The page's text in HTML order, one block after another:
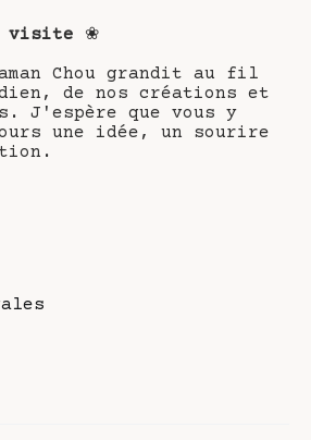
visite ❀
Chou grandit au fil
de nos créations et
J'espère que vous y
une idée, un sourire